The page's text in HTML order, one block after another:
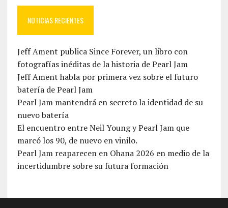
NOTICIAS RECIENTES
Jeff Ament publica Since Forever, un libro con
fotografías inéditas de la historia de Pearl Jam
Jeff Ament habla por primera vez sobre el futuro
batería de Pearl Jam
Pearl Jam mantendrá en secreto la identidad de su
nuevo batería
El encuentro entre Neil Young y Pearl Jam que
marcó los 90, de nuevo en vinilo.
Pearl Jam reaparecen en Ohana 2026 en medio de la
incertidumbre sobre su futura formación